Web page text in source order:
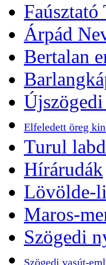
Faúsztató
Árpád
Bertalan
Elfeledett öreg
Turul
Hírárudák
Lövölde-
Maros-
Szögedi
Szögedi vasút-